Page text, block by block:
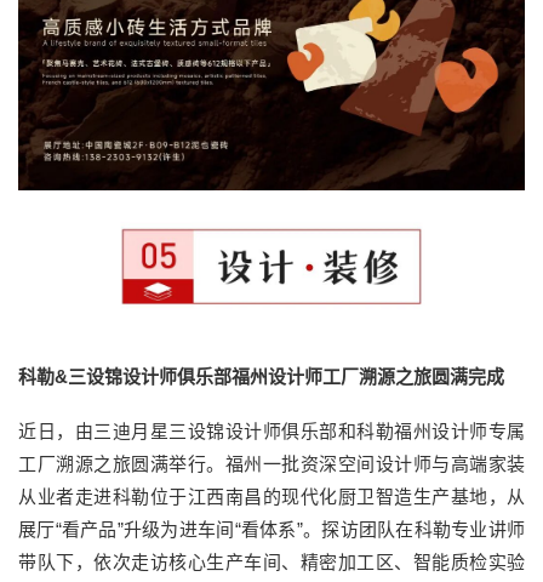
科勒&三设锦设计师俱乐部福州设计师工厂溯源之旅圆满完成
近日，由三迪月星三设锦设计师俱乐部和科勒福州设计师专属
工厂溯源之旅圆满举行。福州一批资深空间设计师与高端家装
从业者走进科勒位于江西南昌的现代化厨卫智造生产基地，从
展厅“看产品”升级为进车间“看体系”。探访团队在科勒专业讲师
带队下，依次走访核心生产车间、精密加工区、智能质检实验